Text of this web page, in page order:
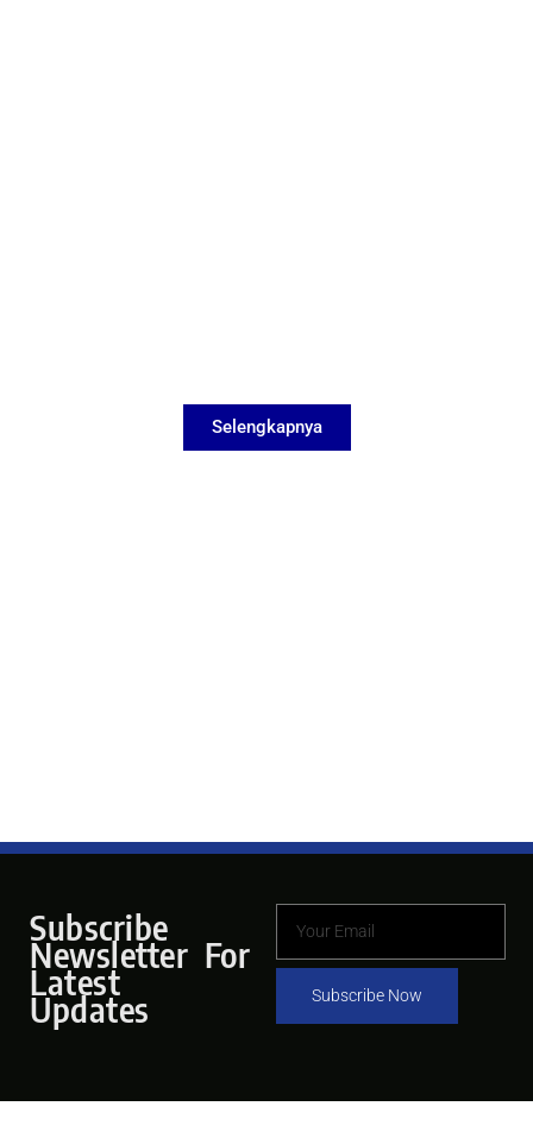
Selengkapnya
Subscribe
Newsletter For
Latest
Updates Subscribe Now